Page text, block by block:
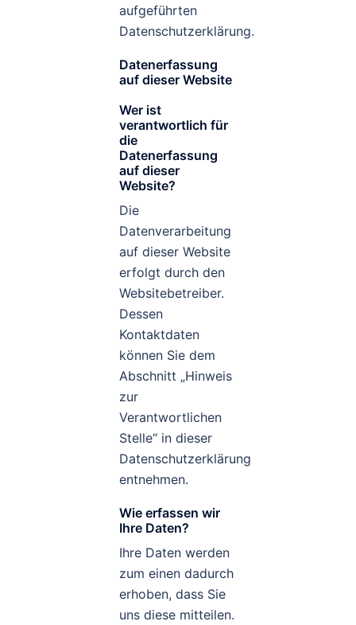
aufgeführten
Datenschutzerklärung.
Datenerfassung
auf dieser Website
Wer ist
verantwortlich für
die
Datenerfassung
auf dieser
Website?
Die
Datenverarbeitung
auf dieser Website
erfolgt durch den
Websitebetreiber.
Dessen
Kontaktdaten
können Sie dem
Abschnitt „Hinweis
zur
Verantwortlichen
Stelle“ in dieser
Datenschutzerklärung
entnehmen.
Wie erfassen wir
Ihre Daten?
Ihre Daten werden
zum einen dadurch
erhoben, dass Sie
uns diese mitteilen.